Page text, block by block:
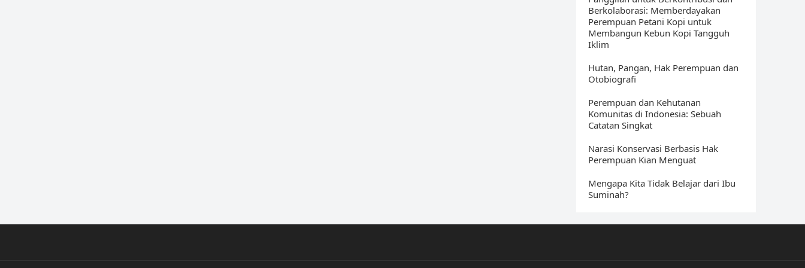
Berkolaborasi: Memberdayakan
Perempuan Petani Kopi untuk
Membangun Kebun Kopi Tangguh
Iklim
Hutan, Pangan, Hak Perempuan dan
Otobiografi
Perempuan dan Kehutanan
Komunitas di Indonesia: Sebuah
Catatan Singkat
Narasi Konservasi Berbasis Hak
Perempuan Kian Menguat
Mengapa Kita Tidak Belajar dari Ibu
Suminah?